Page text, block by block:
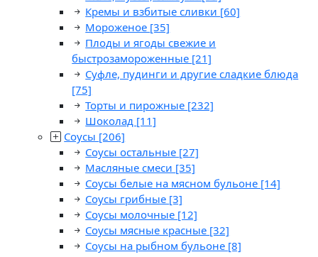
Кремы и взбитые сливки [60]
Мороженое [35]
Плоды и ягоды свежие и
быстрозамороженные [21]
Суфле, пудинги и другие сладкие блюда
[75]
Торты и пирожные [232]
Шоколад [11]
Соусы [206]
Соусы остальные [27]
Масляные смеси [35]
Соусы белые на мясном бульоне [14]
Соусы грибные [3]
Соусы молочные [12]
Соусы мясные красные [32]
Соусы на рыбном бульоне [8]